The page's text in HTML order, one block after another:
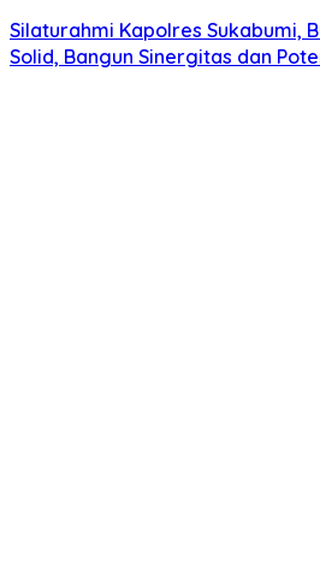
Silaturahmi Kapolres Sukabumi,
Solid, Bangun Sinergitas dan